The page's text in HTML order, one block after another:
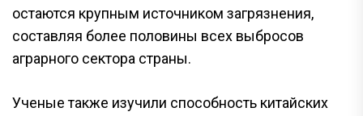
остаются крупным источником загрязнения,
составляя более половины всех выбросов
аграрного сектора страны.
Ученые также изучили способность китайских